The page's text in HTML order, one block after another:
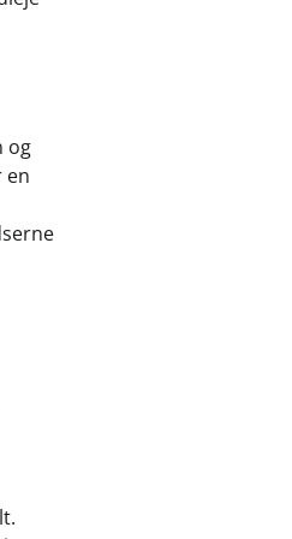
og
en